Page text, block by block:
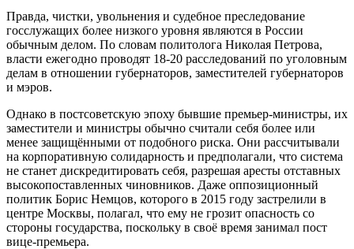
Правда, чистки, увольнения и судебное преследование
госслужащих более низкого уровня являются в России
обычным делом. По словам политолога Николая Петрова,
власти ежегодно проводят 18-20 расследований по уголовным
делам в отношении губернаторов, заместителей губернаторов
и мэров.
Однако в постсоветскую эпоху бывшие премьер-министры, их
заместители и министры обычно считали себя более или
менее защищёнными от подобного риска. Они рассчитывали
на корпоративную солидарность и предполагали, что система
не станет дискредитировать себя, разрешая аресты отставных
высокопоставленных чиновников. Даже оппозиционный
политик Борис Немцов, которого в 2015 году застрелили в
центре Москвы, полагал, что ему не грозит опасность со
стороны государства, поскольку в своё время занимал пост
вице-премьера.